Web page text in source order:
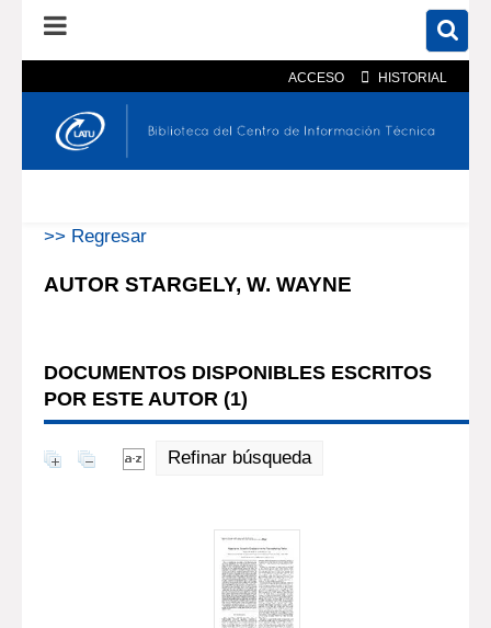
ACCESO HISTORIAL
En el catálogo En el sitio
>> Regresar
AUTOR STARGELY, W. WAYNE
DOCUMENTOS DISPONIBLES ESCRITOS
POR ESTE AUTOR (1)
Refinar búsqueda